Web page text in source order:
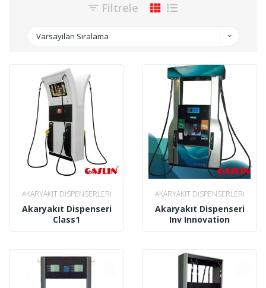
Filtrele
Varsayılan Sıralama
AKARYAKIT DISPENSERLERI
Akaryakıt Dispenseri
Class1
AKARYAKIT DISPENSERLERI
Akaryakıt Dispenseri
Inv Innovation